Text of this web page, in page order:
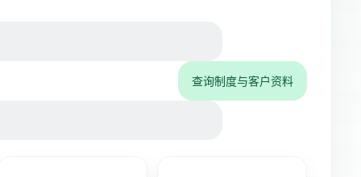
查询制度与客户资料